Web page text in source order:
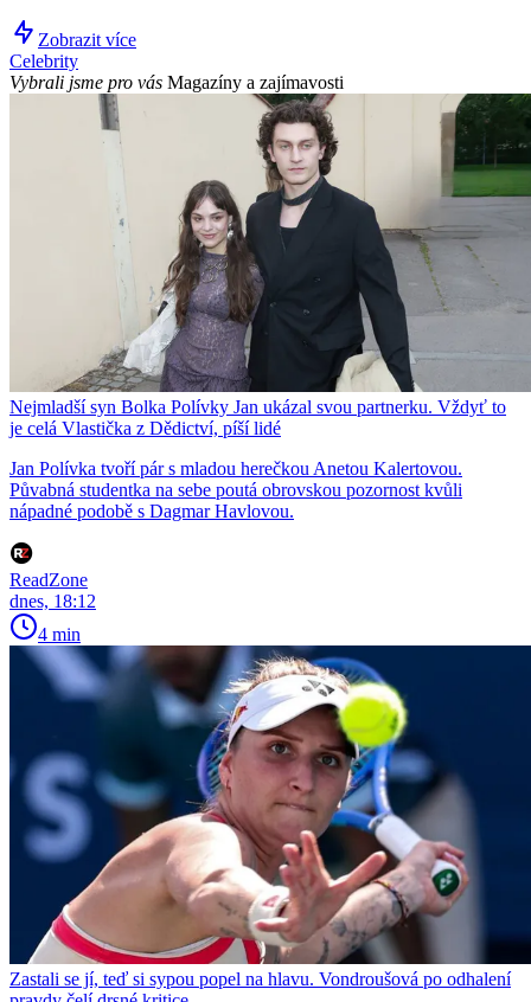
Zobrazit více
Celebrity
Vybrali jsme pro vás Magazíny a zajímavosti
Nejmladší syn Bolka Polívky Jan ukázal svou partnerku. Vždyť to
je celá Vlastička z Dědictví, píší lidé
Jan Polívka tvoří pár s mladou herečkou Anetou Kalertovou.
Půvabná studentka na sebe poutá obrovskou pozornost kvůli
nápadné podobě s Dagmar Havlovou.
ReadZone
dnes, 18:12
4 min
Zastali se jí, teď si sypou popel na hlavu. Vondroušová po odhalení